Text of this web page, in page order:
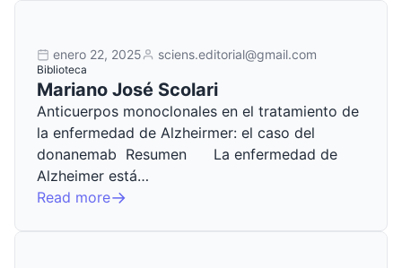
enero 22, 2025 sciens.editorial@gmail.com
Biblioteca
Mariano José Scolari
Anticuerpos monoclonales en el tratamiento de
la enfermedad de Alzheirmer: el caso del
donanemab Resumen La enfermedad de
Alzheimer está…
Read more